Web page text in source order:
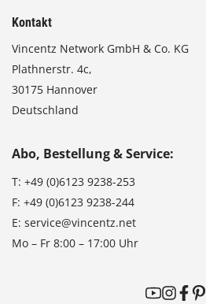
Kontakt
Vincentz Network GmbH & Co. KG
Plathnerstr. 4c,
30175 Hannover
Deutschland
Abo, Bestellung & Service:
T: +49 (0)6123 9238-253
F: +49 (0)6123 9238-244
E: service@vincentz.net
Mo – Fr 8:00 – 17:00 Uhr